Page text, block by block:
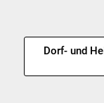
Dorf- und